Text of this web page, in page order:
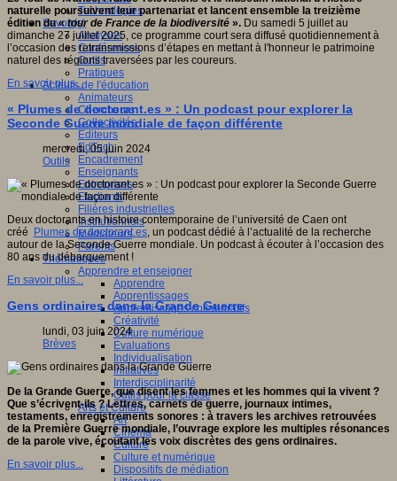
Technologies
Savoir(s)
Analyses
Conférences
Outils
Pratiques
Acteurs de l'éducation
Animateurs
Chercheurs
Collectivités
Editeurs
EdTech
Encadrement
Enseignants
Entreprises
Etudiants
Filières industrielles
Institutionnels
Médiateurs
Parents
Thématiques
Apprendre et enseigner
Apprendre
Apprentissages
Apprentissages collaboratifs
Créativité
Culture numérique
Evaluations
Individualisation
Initiatives
Interdisciplinarité
Outils pour la classe
Arts et Culture
Art
Cinéma
Culture
Culture et numérique
Dispositifs de médiation
naturelle poursuivent leur partenariat et lancent ensemble la treizième
édition du «tour de France de la biodiversité ». Du samedi 5 juillet au
dimanche 27 juillet 2025, ce programme court sera diffusé quotidiennement à
l’occasion des retransmissions d’étapes en mettant à l'honneur le patrimoine
naturel des régions traversées par les coureurs.
En savoir plus...
« Plumes de doctorant.es » : Un podcast pour explorer la
Seconde Guerre mondiale de façon différente
mercredi, 05 juin 2024
Outils
Deux doctorants en histoire contemporaine de l’université de Caen ont
créé
Plumes de doctorant.es, un podcast dédié à l’actualité de la recherche
autour de la Seconde Guerre mondiale. Un podcast à écouter à l’occasion des
80 ans du débarquement !
En savoir plus...
Gens ordinaires dans la Grande Guerre
lundi, 03 juin 2024
Brèves
De la Grande Guerre, que disent les femmes et les hommes qui la vivent ?
Que s’écrivent-ils ? Lettres, carnets de guerre, journaux intimes,
testaments, enregistrements sonores : à travers les archives retrouvées
de la Première Guerre mondiale, l’ouvrage explore les multiples résonances
de la parole vive, écoutant les voix discrètes des gens ordinaires.
En savoir plus...